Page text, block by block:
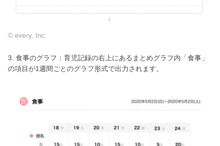
© every, Inc.
3. 食事のグラフ：育児記録の右上にあるまとめグラフ内「食事」
の項目が1週間ごとのグラフ形式で出力されます。